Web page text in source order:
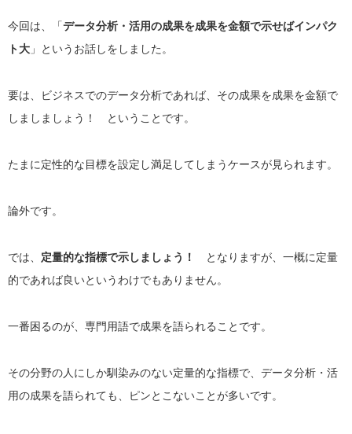
今回は、「データ分析・活用の成果を成果を金額で示せばインパク
ト大 」というお話しをしました。
要は、ビジネスでのデータ分析であれば、その成果を成果を金額で
しましましょう！ ということです。
たまに定性的な目標を設定し満足してしまうケースが見られます。
論外です。
では、 定量的な指標で示しましょう！
となりますが、一概に定量
的であれば良いというわけでもありません。
一番困るのが、専門用語で成果を語られることです。
その分野の人にしか馴染みのない定量的な指標で、データ分析・活
用の成果を語られても、ピンとこないことが多いです。